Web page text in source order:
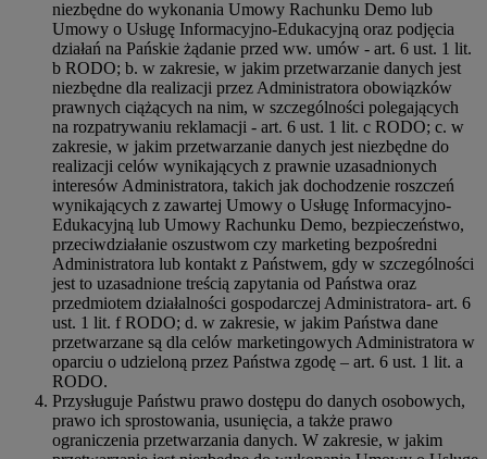
niezbędne do wykonania Umowy Rachunku Demo lub
Umowy o Usługę Informacyjno-Edukacyjną oraz podjęcia
działań na Pańskie żądanie przed ww. umów - art. 6 ust. 1 lit.
b RODO; b. w zakresie, w jakim przetwarzanie danych jest
niezbędne dla realizacji przez Administratora obowiązków
prawnych ciążących na nim, w szczególności polegających
na rozpatrywaniu reklamacji - art. 6 ust. 1 lit. c RODO; c. w
zakresie, w jakim przetwarzanie danych jest niezbędne do
realizacji celów wynikających z prawnie uzasadnionych
interesów Administratora, takich jak dochodzenie roszczeń
wynikających z zawartej Umowy o Usługę Informacyjno-
Edukacyjną lub Umowy Rachunku Demo, bezpieczeństwo,
przeciwdziałanie oszustwom czy marketing bezpośredni
Administratora lub kontakt z Państwem, gdy w szczególności
jest to uzasadnione treścią zapytania od Państwa oraz
przedmiotem działalności gospodarczej Administratora- art. 6
ust. 1 lit. f RODO; d. w zakresie, w jakim Państwa dane
przetwarzane są dla celów marketingowych Administratora w
oparciu o udzieloną przez Państwa zgodę – art. 6 ust. 1 lit. a
RODO.
Przysługuje Państwu prawo dostępu do danych osobowych,
prawo ich sprostowania, usunięcia, a także prawo
ograniczenia przetwarzania danych. W zakresie, w jakim